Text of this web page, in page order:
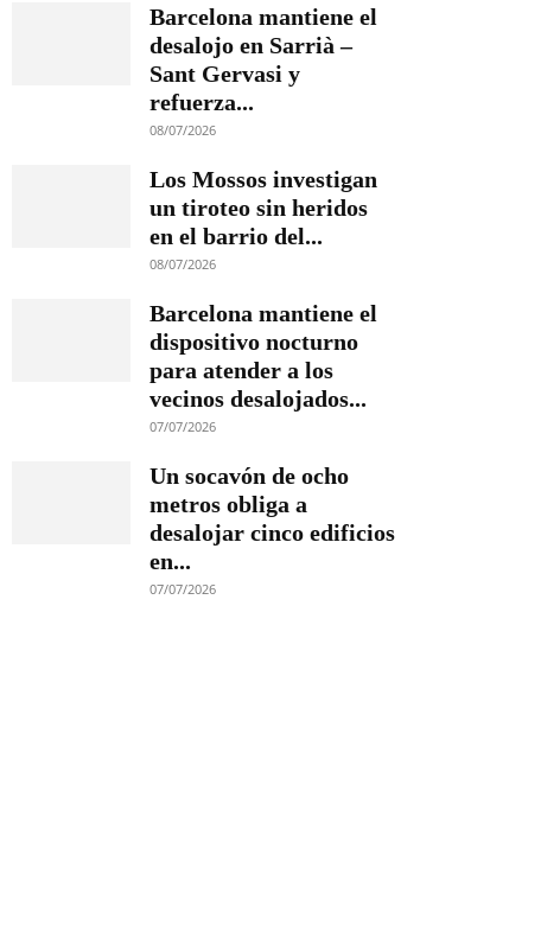
Barcelona mantiene el
desalojo en Sarrià –
Sant Gervasi y
refuerza...
08/07/2026
Los Mossos investigan
un tiroteo sin heridos
en el barrio del...
08/07/2026
Barcelona mantiene el
dispositivo nocturno
para atender a los
vecinos desalojados...
07/07/2026
Un socavón de ocho
metros obliga a
desalojar cinco edificios
en...
07/07/2026